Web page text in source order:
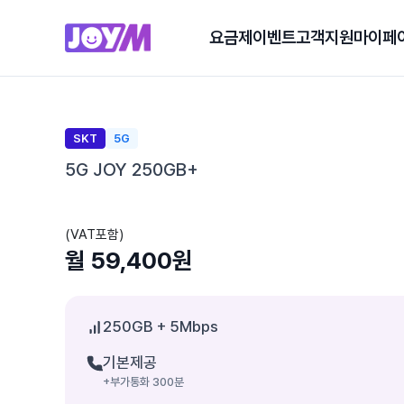
요금제 이벤트고객지원마이페
SKT 5G
5G JOY 250GB+
(VAT포함)
월 59,400원
250GB + 5Mbps
기본제공
+부가통화 300분